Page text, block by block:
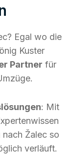
Egal wo die
Kuster
Partner für
: Mit
Žalec so
verläuft.